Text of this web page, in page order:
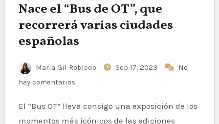
Nace el “Bus de OT”, que
recorrerá varias ciudades
españolas
Maria Gil Robledo Sep 17, 2023
No
hay comentarios
El “Bus OT” lleva consigo una exposición de los
momentos más icónicos de las ediciones